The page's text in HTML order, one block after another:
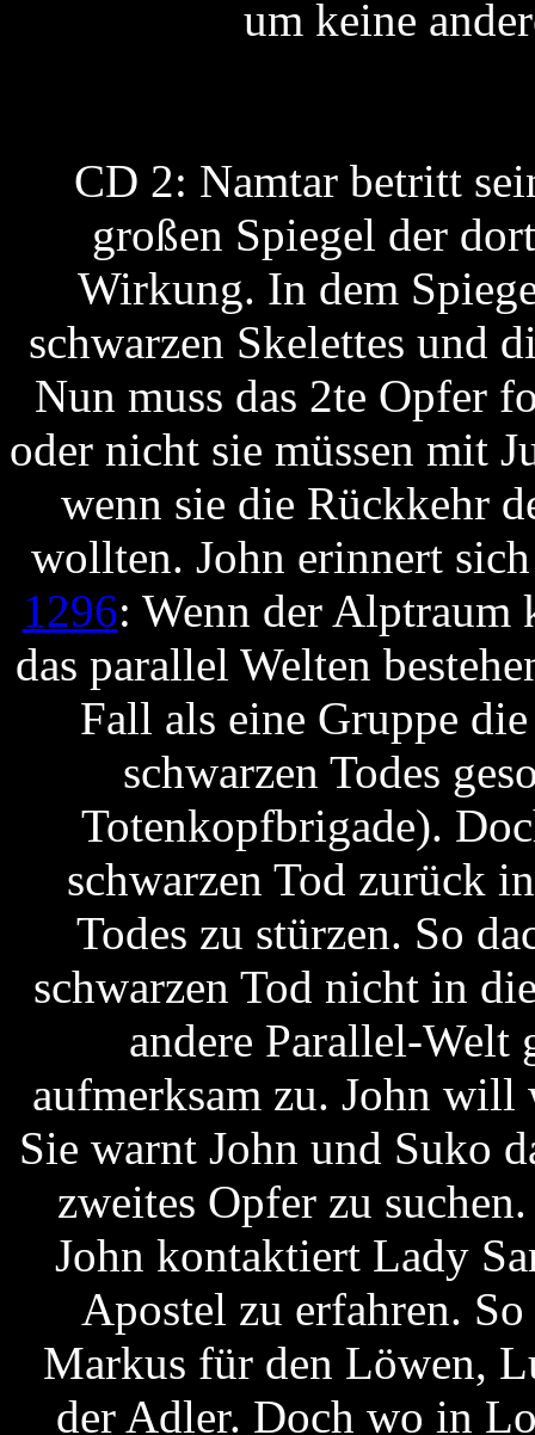
um keine
CD 2: Namtar betritt
großen Spiegel der
Wirkung. In dem
schwarzen Skelettes und
Nun muss das 2te Opfer
oder nicht sie müssen mit
wenn sie die Rückkehr
wollten. John erinnert
1296: Wenn der Alptraum
das parallel Welten
Fall als eine Gruppe
schwarzen Todes
Totenkopfbrigade).
schwarzen Tod zurück
Todes zu stürzen. So
schwarzen Tod nicht in
andere Parallel-Welt
aufmerksam zu. John will
Sie warnt John und Suko
zweites Opfer zu
John kontaktiert Lady
Apostel zu erfahren.
Markus für den Löwen,
der Adler. Doch wo in